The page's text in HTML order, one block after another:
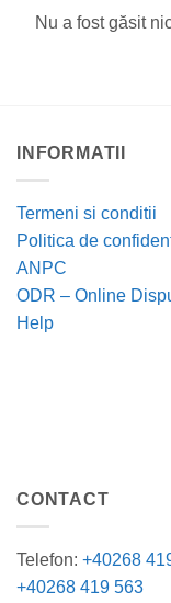
Nu a fost găsit
INFORMATII
Termeni si conditii
Politica de
ANPC
ODR – Online
Help
CONTACT
Telefon: +40268
+40268 419 563